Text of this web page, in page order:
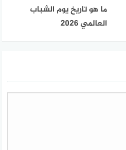
ما هو تاريخ يوم الشباب
العالمي 2026